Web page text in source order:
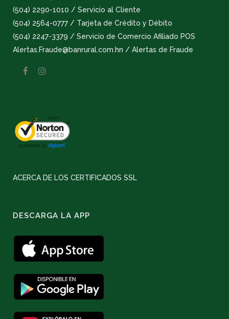
(504) 2290-1010 / Servicio al Cliente
(504) 2564-0777 / Tarjeta de Crédito y Débito
(504) 2247-3379 / Servicio de Comercio Afiliado POS
Alertas.Fraude@banrural.com.hn / Alertas de Fraude
ACERCA DE LOS CERTIFICADOS SSL
DESCARGA LA APP